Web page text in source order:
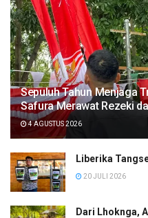
Sepuluh Tahun Menjaga
Safura Merawat Rezeki
4 AGUSTUS 2026
Liberika
20 JULI 2026
Dari Lhoknga,